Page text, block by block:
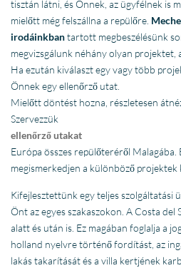
tisztán látni, és Önnek, az ügyfélnek is
mielőtt még felszállna a repülőre.
irodáinkbantartott megbeszélésünk
megvizsgálunk néhány olyan projektet,
Ha ezután kiválaszt egy vagy több
Önnek egy ellenőrző utat.
Mielőtt döntést hozna, részletesen
Szervezzük
ellenőrző utakat
Európa összes repülőteréről Malagába.
megismerkedjen a különböző projektek
Kifejlesztettünk egy teljes szolgáltatási
Önt az egyes szakaszokon. A Costa del
alatt és után is. Ez magában foglalja a
holland nyelvre történő fordítást, az
lakás takarítását és a villa kertjének